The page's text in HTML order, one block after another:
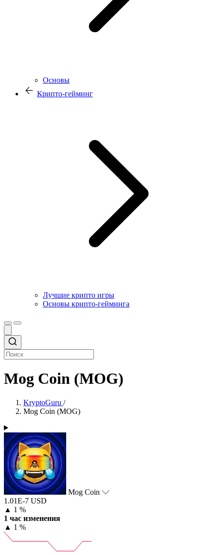
Основы
Крипто-гейминг
Лучшие крипто игры
Основы крипто-гейминга
Mog Coin (MOG)
KryptoGuru /
Mog Coin (MOG)
Mog Coin
1.01E-7 USD
▲ 1 %
1 час изменения
▲ 1 %